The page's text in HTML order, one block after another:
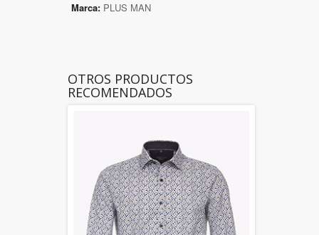
Marca: PLUS MAN
OTROS PRODUCTOS
RECOMENDADOS